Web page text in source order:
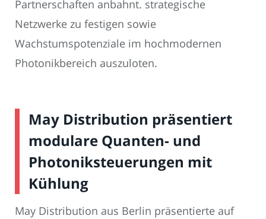
Partnerschaften anbahnt. strategische
Netzwerke zu festigen sowie
Wachstumspotenziale im hochmodernen
Photonikbereich auszuloten.
May Distribution präsentiert
modulare Quanten- und
Photoniksteuerungen mit
Kühlung
May Distribution aus Berlin präsentierte auf